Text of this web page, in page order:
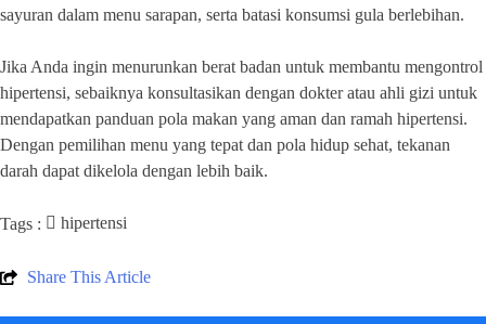
sayuran dalam menu sarapan, serta batasi konsumsi gula berlebihan.
Jika Anda ingin menurunkan berat badan untuk membantu mengontrol
hipertensi, sebaiknya konsultasikan dengan dokter atau ahli gizi untuk
mendapatkan panduan pola makan yang aman dan ramah hipertensi.
Dengan pemilihan menu yang tepat dan pola hidup sehat, tekanan
darah dapat dikelola dengan lebih baik.
Tags : hipertensi
Share This Article